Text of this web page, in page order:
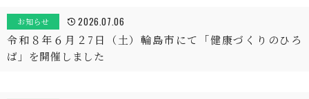
お知らせ 2026.07.06
令和８年６月２7日（土）輪島市にて「健康づくりのひろ
ば」を開催しました